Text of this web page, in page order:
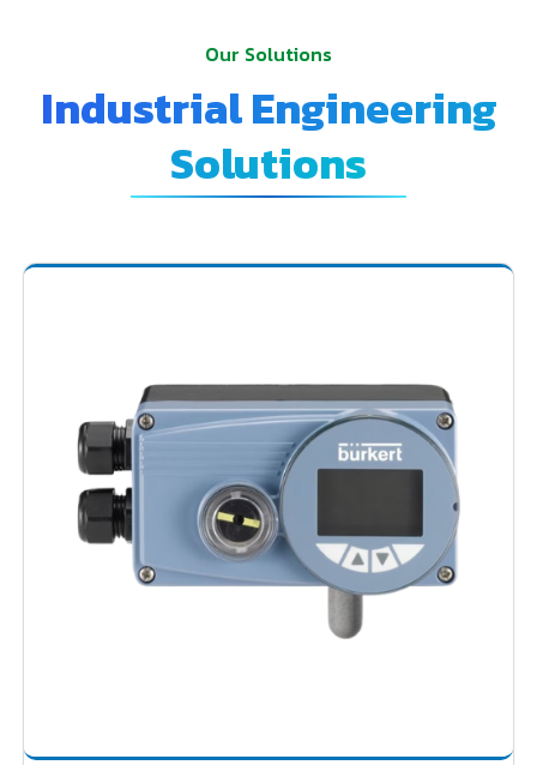
Our Solutions
Industrial Engineering
Solutions